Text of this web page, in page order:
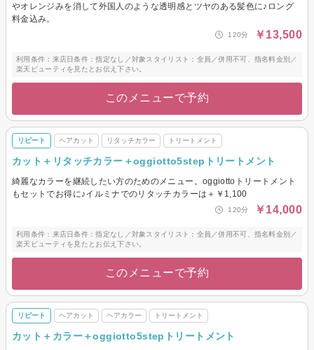
やオレンジみを消して外国人のような透明感とツヤのある髪色に♪ロング
料金込み。
120分 ￥13,500
利用条件：来店日条件：指定なし／対象スタイリスト：全員／併用不可、指名料金別／
楽天ビューティを見たとお伝え下さい。
このメニューで予約
リピート ヘアカット リタッチカラー トリートメント
カット＋リタッチカラー＋oggiotto5stepトリートメント
綺麗なカラーを継続したい方のためのメニュー。oggiottoトリートメント
もセットでお得に♪イルミナでのリタッチカラーは＋￥1,100
120分 ￥14,000
利用条件：来店日条件：指定なし／対象スタイリスト：全員／併用不可、指名料金別／
楽天ビューティを見たとお伝え下さい。
このメニューで予約
リピート ヘアカット ヘアカラー トリートメント
カット＋カラー＋oggiotto5stepトリートメント